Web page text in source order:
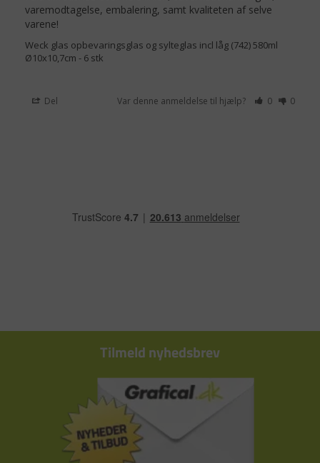
varemodtagelse, embalering, samt kvaliteten af selve
varene!
Weck glas opbevaringsglas og sylteglas incl låg (742) 580ml
Ø10x10,7cm - 6 stk
Del Var denne anmeldelse til hjælp? 0 0
Tilmeld nyhedsbrev